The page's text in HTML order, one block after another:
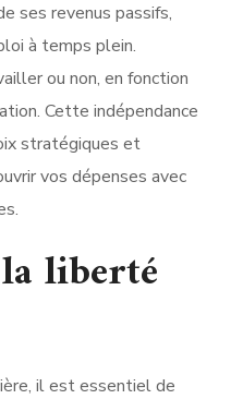
ses revenus passifs,
à temps plein.
ou non, en fonction
Cette indépendance
stratégiques et
vos dépenses avec
liberté
il est essentiel de